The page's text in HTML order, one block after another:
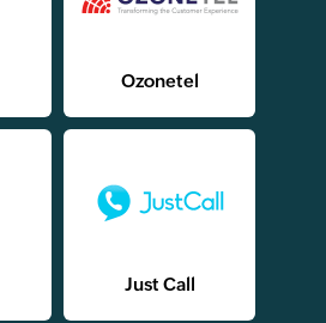
Ozonetel
Just Call